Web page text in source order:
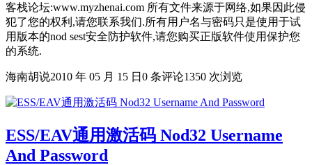
客栈论坛:www.myzhenai.com 所有文件来源于网络,如果因此侵
犯了您的权利,请您联系我们.所有用户名与密码只是使用于试
用版本的nod sest安全防护软件,请您购买正版软件使用保护您
的系统.
海南胡说2010 年 05 月 15 日 0 条评论1350 次浏览
ESS/EAV通用激活码 Nod32 Username
And Password